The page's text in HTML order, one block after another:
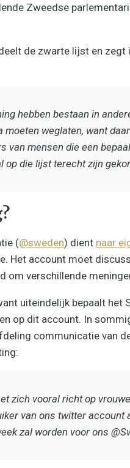
Zweedse
de zwarte lijst en zegt
hebben bestaan in
moeten weglaten, want
van mensen die een
die lijst terecht zijn
(@sweden) dient naar
Het account moet
om verschillende
uiteindelijk bepaalt het
op dit account. In
communicatie van
zich vooral richt op
van ons twitter account
zal worden voor ons